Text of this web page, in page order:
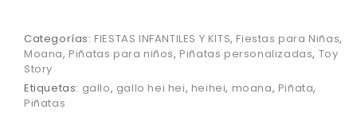
Categorías: FIESTAS INFANTILES Y KITS, Fiestas para Niñas,
Moana, Piñatas para niños, Piñatas personalizadas, Toy
Story
Etiquetas: gallo, gallo hei hei, heihei, moana, Piñata,
Piñatas